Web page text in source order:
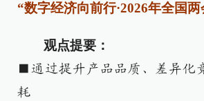
“数字经济向前行·2026年全国
观点提要：
■通过提升产品品质、差异化
耗